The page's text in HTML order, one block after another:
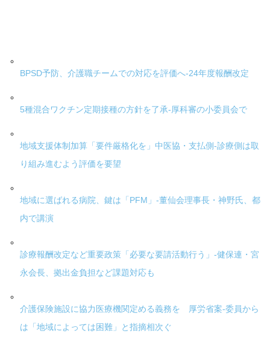
BPSD予防、介護職チームでの対応を評価へ-24年度報酬改定
5種混合ワクチン定期接種の方針を了承-厚科審の小委員会で
地域支援体制加算「要件厳格化を」中医協・支払側-診療側は取
り組み進むよう評価を要望
地域に選ばれる病院、鍵は「PFM」-董仙会理事長・神野氏、都
内で講演
診療報酬改定など重要政策「必要な要請活動行う」-健保連・宮
永会長、拠出金負担など課題対応も
介護保険施設に協力医療機関定める義務を 厚労省案-委員から
は「地域によっては困難」と指摘相次ぐ